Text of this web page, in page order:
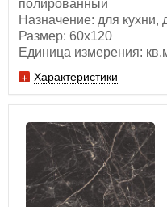
полированный
Назначение: для кухни,
Размер: 60х120
Единица измерения:
Характеристики